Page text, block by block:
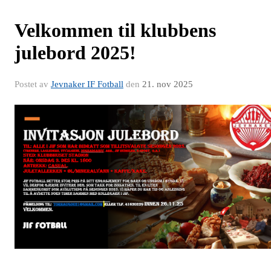
Velkommen til klubbens
julebord 2025!
Postet av Jevnaker IF Fotball den 21. nov 2025